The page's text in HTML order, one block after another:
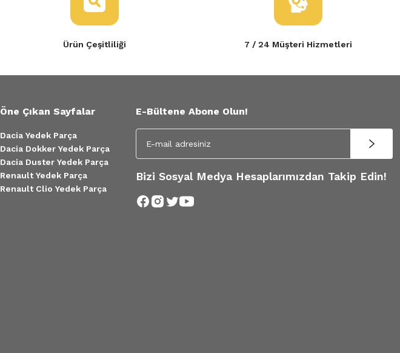
Ürün Çeşitliliği 7 / 24 Müşteri Hizmetleri
Öne Çıkan Sayfalar
Dacia Yedek Parça
Dacia Dokker Yedek Parça
Dacia Duster Yedek Parça
Renault Yedek Parça
Renault Clio Yedek Parça
E-Bültene Abone Olun!
Bizi Sosyal Medya Hesaplarımızdan Takip Edin!